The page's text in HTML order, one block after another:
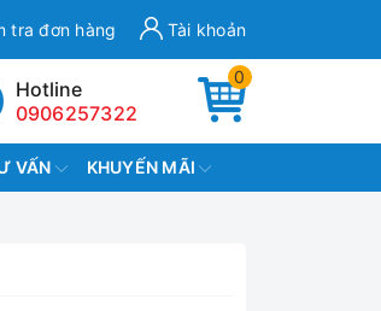
tra đơn hàng Tài khoản
0
Hotline
0906257322
VẤN KHUYẾN MÃI